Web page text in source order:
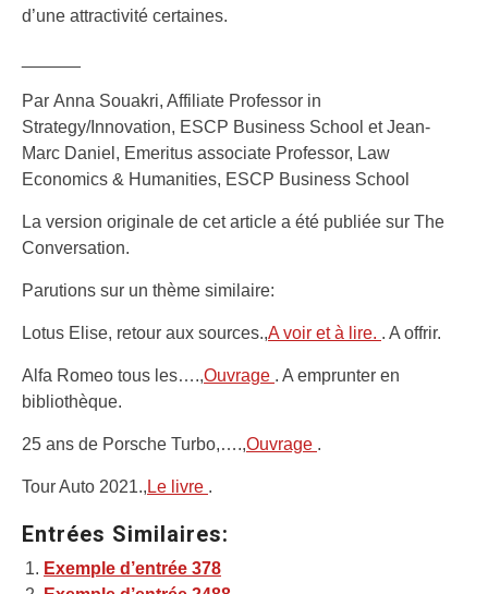
d’une attractivité certaines.
Par Anna Souakri, Affiliate Professor in
Strategy/Innovation, ESCP Business School etJean-
Marc Daniel , Emeritus associate Professor, Law
Economics & Humanities, ESCP Business School
La version originale de cet article a été publiée sur The
Conversation.
Parutions sur un thème similaire:
Lotus Elise, retour aux sources.,A voir et à lire. . A offrir.
Alfa Romeo tous les….,Ouvrage . A emprunter en
bibliothèque.
25 ans de Porsche Turbo,….,Ouvrage .
Tour Auto 2021., Le livre .
Entrées Similaires:
Exemple d’entrée 378